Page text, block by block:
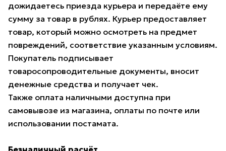
дожидаетесь приезда курьера и передаёте ему
сумму за товар в рублях. Курьер предоставляет
товар, который можно осмотреть на предмет
повреждений, соответствие указанным условиям.
Покупатель подписывает
товаросопроводительные документы, вносит
денежные средства и получает чек.
Также оплата наличными доступна при
самовывозе из магазина, оплаты по почте или
использовании постамата.